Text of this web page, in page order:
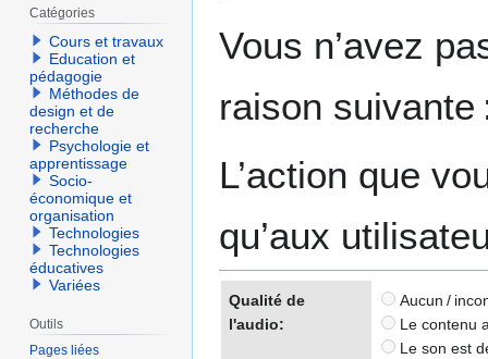
à
navigation
à
recherche
Vous n’avez
raison suivante
L’action que
qu’aux
Qualité de
l'audio:
Aucun /
Le contenu
Le son est
Catégories
Cours et travaux
Education et
pédagogie
Méthodes de
design et de
recherche
Psychologie et
apprentissage
Socio-
économique et
organisation
Technologies
Technologies
éducatives
Variées
Outils
Pages liées